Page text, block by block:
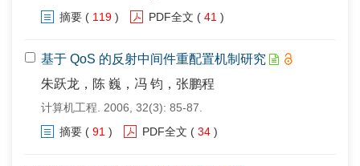
摘要 ( 119 ) PDF全文 ( 41 )
基于 QoS 的反射中间件重配置机制研究
朱跃龙，陈 巍，冯 钧，张鹏程
计算机工程. 2006, 32(3): 85-87.
摘要 ( 91 ) PDF全文 ( 34 )